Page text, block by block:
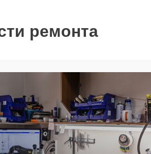
ремонта